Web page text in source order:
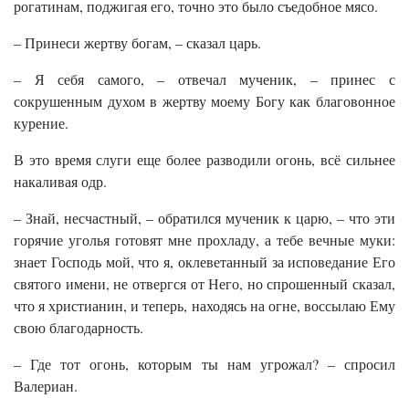
рогатинам, поджигая его, точно это было съедобное мясо.
– Принеси жертву богам, – сказал царь.
– Я себя самого, – отвечал мученик, – принес с
сокрушенным духом в жертву моему Богу как благовонное
курение.
В это время слуги еще более разводили огонь, всё сильнее
накаливая одр.
– Знай, несчастный, – обратился мученик к царю, – что эти
горячие уголья готовят мне прохладу, а тебе вечные муки:
знает Господь мой, что я, оклеветанный за исповедание Его
святого имени, не отвергся от Него, но спрошенный сказал,
что я христианин, и теперь, находясь на огне, воссылаю Ему
свою благодарность.
– Где тот огонь, которым ты нам угрожал? – спросил
Валериан.